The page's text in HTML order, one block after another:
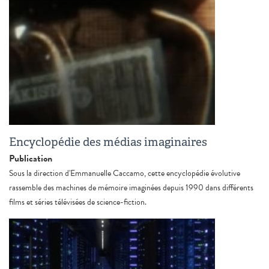
Encyclopédie des médias imaginaires
Publication
Sous la direction d'Emmanuelle Caccamo, cette encyclopédie évolutive
rassemble des machines de mémoire imaginées depuis 1990 dans différents
films et séries télévisées de science-fiction.